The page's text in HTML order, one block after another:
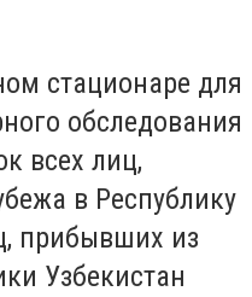
стационаре для
обследования
всех лиц,
в Республику
прибывших из
Узбекистан